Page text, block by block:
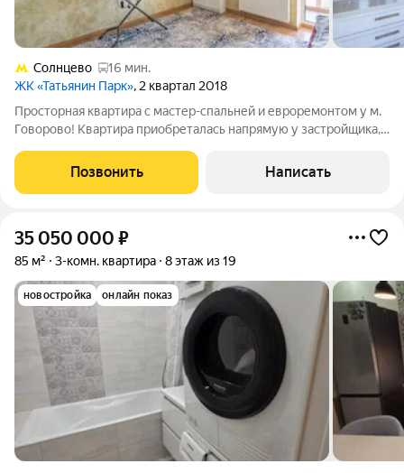
Солнцево
16 мин.
ЖК «Татьянин Парк», 2 квартал 2018
Просторная квартира с мастер-спальней и евроремонтом у м.
Говорово! Квартира приобреталась напрямую у застройщика,
Полная стоимость в договоре. Подходит под ипотеку любого
банка, быстрый выход
Позвонить Написать
35 050 000 ₽
85 м² 3-комн. квартира 8 этаж из 19
новостройка онлайн показ